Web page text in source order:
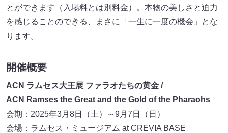
とができます（入場料とは別料金）。本物の美しさと迫力
を感じることのできる、まさに「一生に一度の機会」とな
ります。
開催概要
ACN ラムセス大王展 ファラオたちの黄金 /
ACN Ramses the Great and the Gold of the Pharaohs
会期：2025年3月8日（土）～9月7日（日）
会場：ラムセス・ミュージアム at CREVIA BASE